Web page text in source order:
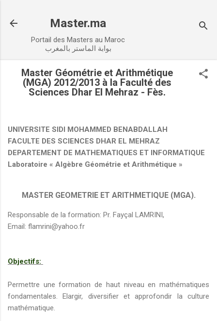
Master.ma
Portail des Masters au Maroc
بوابة الماستر بالمغرب
Master Géométrie et Arithmétique
(MGA) 2012/2013 à la Faculté des
Sciences Dhar El Mehraz - Fès.
UNIVERSITE SIDI MOHAMMED BENABDALLAH
FACULTE DES SCIENCES DHAR EL MEHRAZ
DEPARTEMENT DE MATHEMATIQUES ET INFORMATIQUE
Laboratoire « Algèbre Géométrie et Arithmétique »
MASTER GEOMETRIE ET ARITHMETIQUE (MGA).
Responsable de la formation: Pr. Fayçal LAMRINI,
Email: flamrini@yahoo.fr
Objectifs:
Permettre une formation de haut niveau en mathématiques
fondamentales. Elargir, diversifier et approfondir la culture
mathématique.